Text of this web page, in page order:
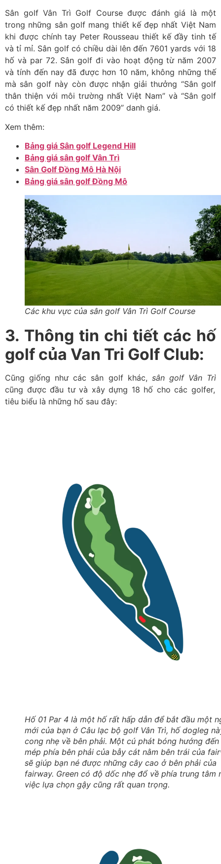
Sân golf Vân Trì Golf Courseđược đánh giá là một
trong những sân golf mang thiết kế đẹp nhất Việt Nam
khi được chính tay Peter Rousseau thiết kế đầy tinh tế
và tỉ mỉ. Sân golf có chiều dài lên đến 7601 yards với 18
hố và par 72. Sân golfđi vào hoạt động từ năm 2007
và tính đến nay đã được hơn 10 năm, không những thế
mà sân golf này còn được nhận giải thưởng “Sân golf
thân thiện với môi trường nhất Việt Nam” và “Sân golf
có thiết kế đẹp nhất năm 2009” danh giá.
Xem thêm:
Bảng giá Sân golf Legend Hill
Bảng giá sân golf Vân Trì
Sân Golf Đồng Mô Hà Nội
Bảng giá sân golf Đồng Mô
Các khu vực của sân golf Vân Trì Golf Course
3. Thông tin chi tiết các hố
golf của Van Tri Golf Club:
Cũng giống như các sân golf khác, sân golf Vân Trì
cũng được đầu tư và xây dựng 18 hố cho các golfer,
tiêu biểu là những hố sau đây:
Hố 01 Par 4 là một hố rất hấp dẫn để bắt đầu một
mới của bạn ở Câu lạc bộ golf Vân Trì, hố dogleg
cong nhẹ về bên phải. Một cú phát bóng hướng đến
mép phía bên phải của bẫy cát nằm bên trái của
sẽ giúp bạn né được những cây cao ở bên phải của
fairway. Green có độ dốc nhẹ đổ về phía trung tâm
việc lựa chọn gậy cũng rất quan trọng.